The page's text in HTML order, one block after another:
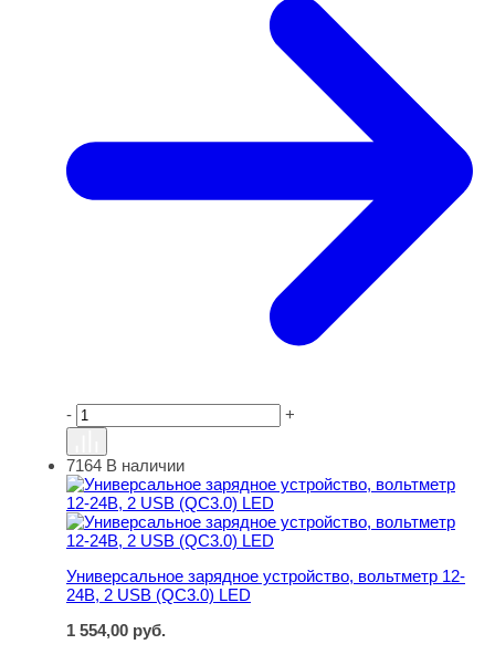
- +
Универсальное зарядное устройство, вольтметр 12-
7164 В наличии
Универсальное зарядное устройство, вольтметр 12-
24В, 2 USB (QC3.0) LED
1 554,00 руб.